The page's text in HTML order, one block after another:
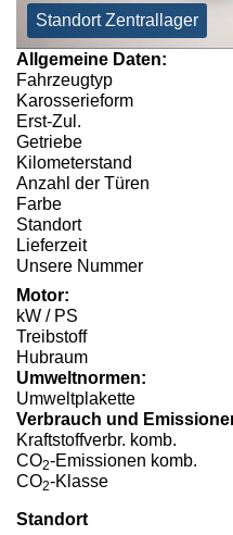
Standort Zentrallager
Allgemeine Daten:
Fahrzeugtyp
Karosserieform
Erst-Zul.
Getriebe
Kilometerstand
Anzahl der Türen
Farbe
Standort
Lieferzeit
Unsere Nummer
Motor:
kW / PS
Treibstoff
Hubraum
Umweltnormen:
Umweltplakette
Verbrauch und
Kraftstoffverbr. komb.
CO2-Emissionen komb.
CO2-Klasse
Standort